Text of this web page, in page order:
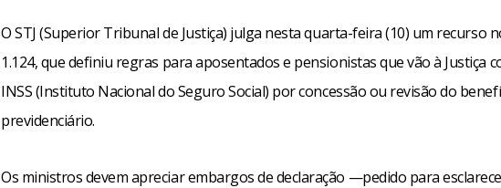
O STJ (Superior Tribunal de Justiça) julga nesta quarta-feira (10) um recurso
1.124, que definiu regras para aposentados e pensionistas que vão à Justiça
INSS (Instituto Nacional do Seguro Social) por concessão ou revisão do
previdenciário.
Os ministros devem apreciar embargos de declaração —pedido para